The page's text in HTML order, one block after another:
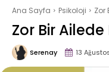
Ana Sayfa Psikoloji Zor
Zor Bir
Serenay 13